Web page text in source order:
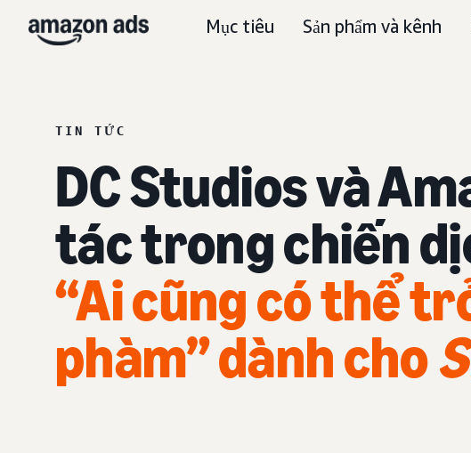
Mục tiêu Sản phẩm và kênh
TIN TỨC
DC Studios và
tác trong chiến
“Ai cũng có thể
phàm” dành cho